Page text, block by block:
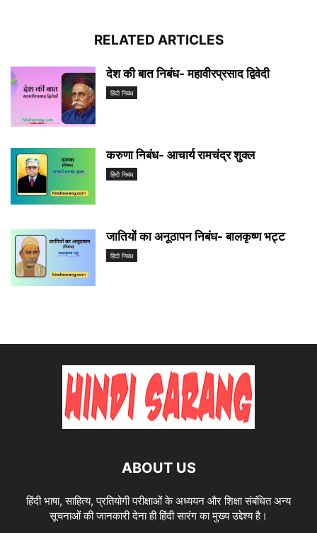
RELATED ARTICLES
देश की बात निबंध- महावीरप्रसाद द्विवेदी
हिंदी निबंध
करुणा निबंध- आचार्य रामचंद्र शुक्ल
हिंदी निबंध
जातियों का अनूठापन निबंध- बालकृष्ण भट्ट
हिंदी निबंध
ABOUT US
हिंदी भाषा, साहित्य, प्रतियोगी परीक्षाओं के अध्ययन और शिक्षा संबंधित अन्य
सूचनाओं की जानकारी देना ही हिंदी सारंग का मुख्य उद्देश्य है।